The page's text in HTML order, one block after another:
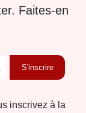
Faites-en
S'inscrire
inscrivez à la